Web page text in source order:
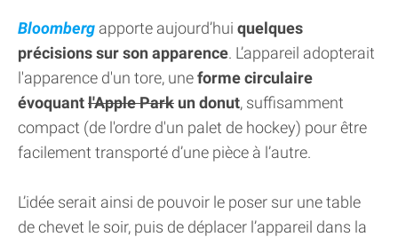
Bloomberg apporte aujourd’hui quelques
précisions sur son apparence. L’appareil adopterait
l'apparence d'un tore, uneforme circulaire
évoquantl'Apple Park un donut, suffisamment
compact (de l'ordre d'un palet de hockey) pour être
facilement transporté d’une pièce à l’autre.
L’idée serait ainsi de pouvoir le poser sur une table
de chevet le soir, puis de déplacer l’appareil dans la